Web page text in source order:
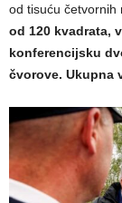
od tisuću četvornih
od 120 kvadrata,
konferencijsku
čvorove. Ukupna